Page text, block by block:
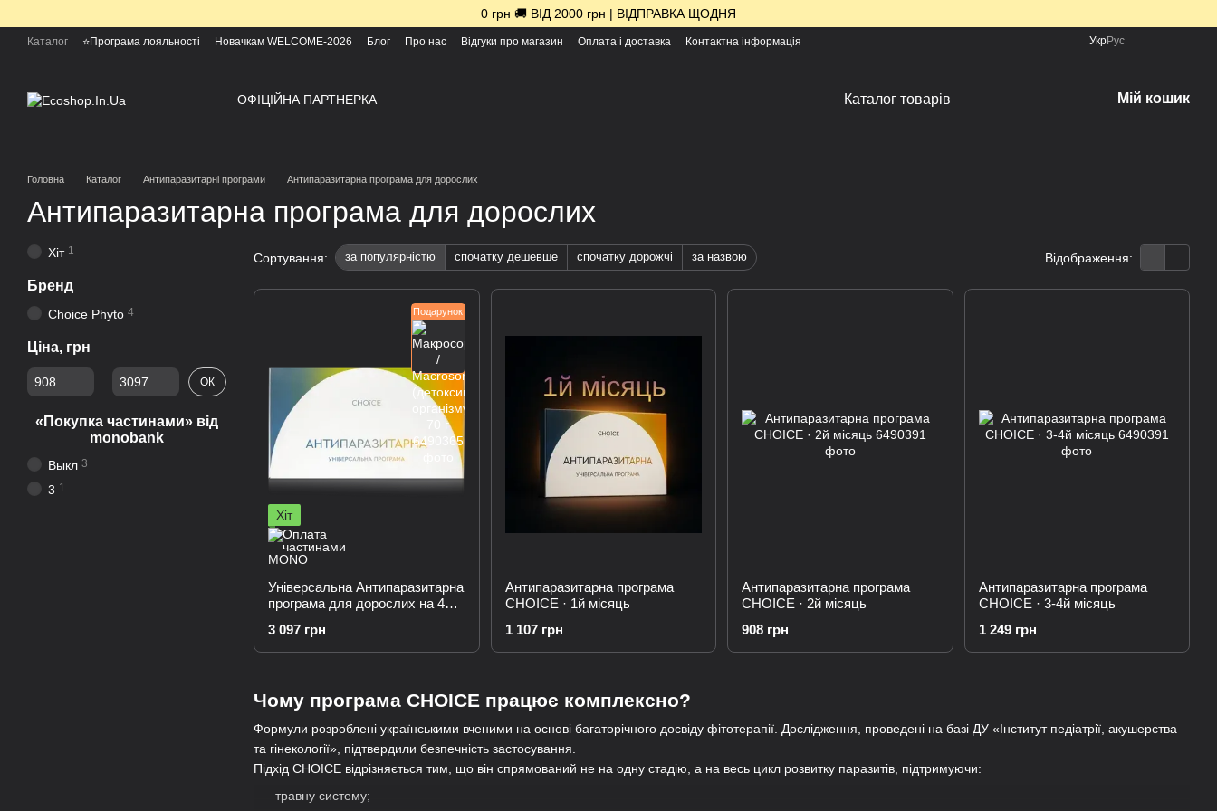
0 грн 🚚 ВІД 2000 грн | ВІДПРАВКА ЩОДНЯ
Каталог ⭐Програма лояльності Новачкам WELCOME-2026 Блог Про нас Відгуки про магазин Оплата і доставка Контактна інформація УкрРус
ОФІЦІЙНА ПАРТНЕРКА Каталог товарів Мій кошик
Головна Каталог Антипаразитарні програми Антипаразитарна програма для дорослих
Антипаразитарна програма для дорослих
Сортування: за популярністю спочатку дешевше спочатку дорожчі за назвою Відображення:
Чому програма CHOICE працює комплексно?
Формули розроблені українськими вченими на основі багаторічного досвіду фітотерапії. Дослідження, проведені на базі ДУ «Інститут педіатрії, акушерства
та гінекології», підтвердили безпечність застосування.
Підхід CHOICE відрізняється тим, що він спрямований не на одну стадію, а на весь цикл розвитку паразитів, підтримуючи:
травну систему;
Подарунок
Хіт
Універсальна Антипаразитарна
програма для дорослих на 4
3 097 грн
Антипаразитарна програма
CHOICE · 1й місяць
1 107 грн
Антипаразитарна програма
CHOICE · 2й місяць
908 грн
Антипаразитарна програма
CHOICE · 3-4й місяць
1 249 грн
Хіт 1
Бренд
Choice Phyto 4
Ціна, грн
Від Ціна, грн
До Ціна, грн ОК
«Покупка частинами» від
monobank
Выкл 3
3 1